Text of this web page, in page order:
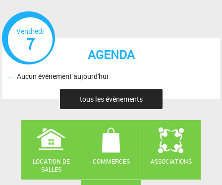
AGENDA
Vendredi
7
Aucun événement aujourd'hui
tous les évènements
LOCATION DE
SALLES
COMMERCES ASSOCIATIONS